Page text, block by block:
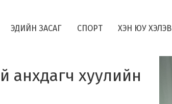
ЭДИЙН ЗАСАГ СПОРТ ХЭН ЮУ ХЭЛЭВ
анхдагч хуулийн